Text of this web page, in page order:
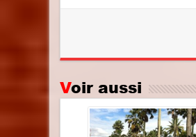
Voir aussi